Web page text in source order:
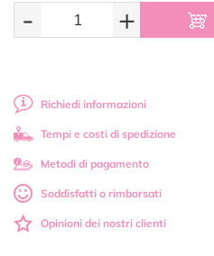
- +
Richiedi informazioni
Tempi e costi di spedizione
Metodi di pagamento
Soddisfatti o rimborsati
Opinioni dei nostri clienti